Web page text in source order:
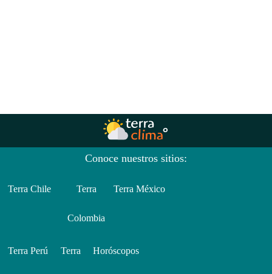
Conoce nuestros sitios:
Terra Chile Terra
Colombia
Terra México
Terra Perú Terra Horóscopos